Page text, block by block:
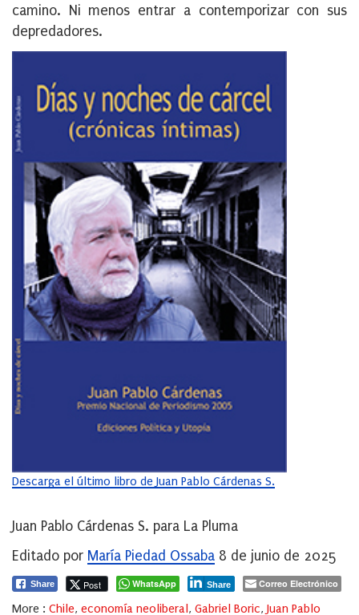
camino. Ni menos entrar a contemporizar con sus
depredadores.
Descarga el último libro de Juan Pablo Cárdenas S.
Juan Pablo Cárdenas S. para La Pluma
Editado por María Piedad Ossaba 8 de junio de 2025
Share Post WhatsApp Share Correo Electrónico
More : Chile, economía neoliberal, Gabriel Boric, Juan Pablo